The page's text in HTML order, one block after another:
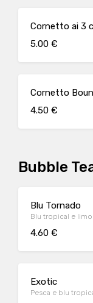
Cornetto ai 3
5.00 €
Cornetto
4.50 €
Bubble
Blu Tornado
Blu tropical e
4.60 €
Exotic
Pesca e blu